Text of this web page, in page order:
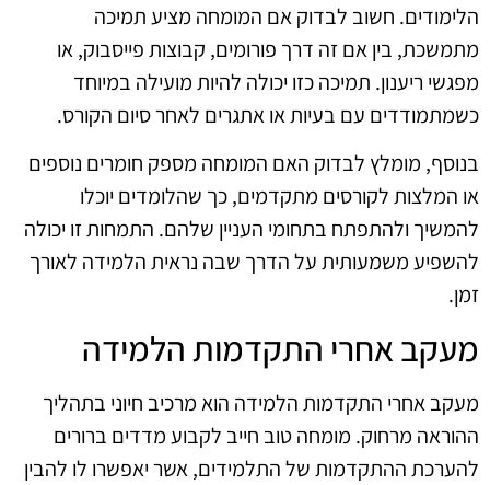
הלימודים. חשוב לבדוק אם המומחה מציע תמיכה
מתמשכת, בין אם זה דרך פורומים, קבוצות פייסבוק, או
מפגשי ריענון. תמיכה כזו יכולה להיות מועילה במיוחד
כשמתמודדים עם בעיות או אתגרים לאחר סיום הקורס.
בנוסף, מומלץ לבדוק האם המומחה מספק חומרים נוספים
או המלצות לקורסים מתקדמים, כך שהלומדים יוכלו
להמשיך ולהתפתח בתחומי העניין שלהם. התמחות זו יכולה
להשפיע משמעותית על הדרך שבה נראית הלמידה לאורך
זמן.
מעקב אחרי התקדמות הלמידה
מעקב אחרי התקדמות הלמידה הוא מרכיב חיוני בתהליך
ההוראה מרחוק. מומחה טוב חייב לקבוע מדדים ברורים
להערכת ההתקדמות של התלמידים, אשר יאפשרו לו להבין